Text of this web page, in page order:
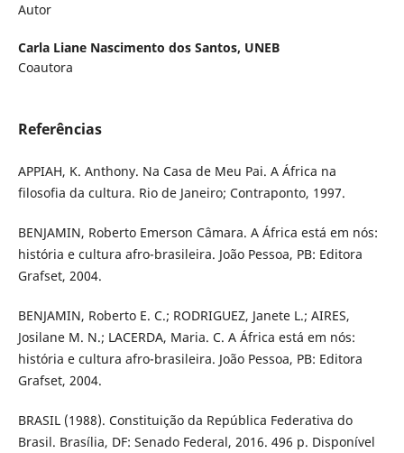
Autor
Carla Liane Nascimento dos Santos, UNEB
Coautora
Referências
APPIAH, K. Anthony. Na Casa de Meu Pai. A África na
filosofia da cultura. Rio de Janeiro; Contraponto, 1997.
BENJAMIN, Roberto Emerson Câmara. A África está em nós:
história e cultura afro-brasileira. João Pessoa, PB: Editora
Grafset, 2004.
BENJAMIN, Roberto E. C.; RODRIGUEZ, Janete L.; AIRES,
Josilane M. N.; LACERDA, Maria. C. A África está em nós:
história e cultura afro-brasileira. João Pessoa, PB: Editora
Grafset, 2004.
BRASIL (1988). Constituição da República Federativa do
Brasil. Brasília, DF: Senado Federal, 2016. 496 p. Disponível